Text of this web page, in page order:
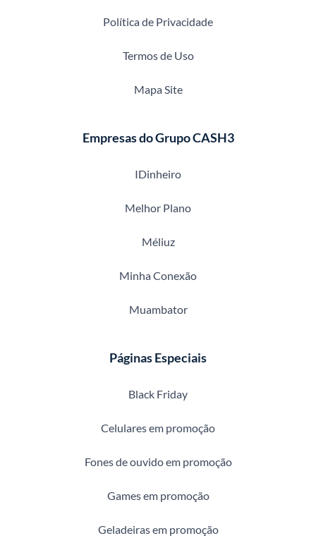
Política de Privacidade
Termos de Uso
Mapa Site
Empresas do Grupo CASH3
IDinheiro
Melhor Plano
Méliuz
Minha Conexão
Muambator
Páginas Especiais
Black Friday
Celulares em promoção
Fones de ouvido em promoção
Games em promoção
Geladeiras em promoção